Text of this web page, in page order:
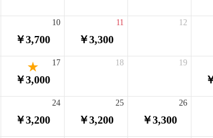
￥3,700
10
￥3,300
11 12
￥3,000
17 18 19
￥3,200
24
￥3,200
25
￥3,300
26